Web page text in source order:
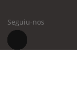
Seguiu-nos